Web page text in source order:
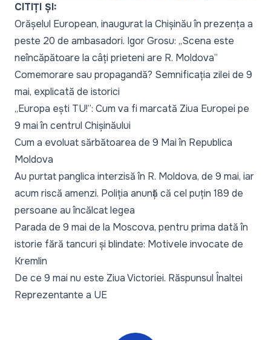
CITIȚI ȘI:
Orășelul European, inaugurat la Chișinău în prezența a
peste 20 de ambasadori. Igor Grosu: „Scena este
neîncăpătoare la câți prieteni are R. Moldova”
Comemorare sau propagandă? Semnificația zilei de 9
mai, explicată de istorici
„Europa ești TU!”: Cum va fi marcată Ziua Europei pe
9 mai în centrul Chișinăului
Cum a evoluat sărbătoarea de 9 Mai în Republica
Moldova
Au purtat panglica interzisă în R. Moldova, de 9 mai, iar
acum riscă amenzi. Poliția anunță că cel puțin 189 de
persoane au încălcat legea
Parada de 9 mai de la Moscova, pentru prima dată în
istorie fără tancuri și blindate: Motivele invocate de
Kremlin
De ce 9 mai nu este Ziua Victoriei. Răspunsul Înaltei
Reprezentante a UE